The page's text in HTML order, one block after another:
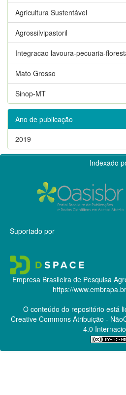
Agricultura Sustentável
Agrossilvipastoril
Integracao lavoura-pecuaria-
Mato Grosso
Sinop-MT
Ano de publicação
2019
Indexado
Suportado por
Empresa Brasileira de Pesquisa
https://
O conteúdo do repositório está
Creative CommonsAtribuição -
4.0